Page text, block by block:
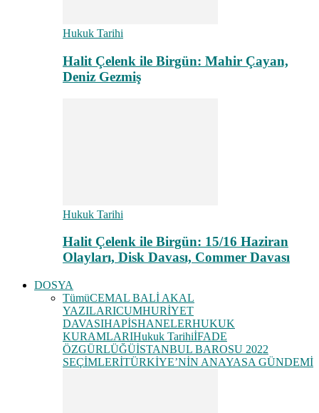
Hukuk Tarihi
Halit Çelenk ile Birgün: Mahir Çayan,
Deniz Gezmiş
Hukuk Tarihi
Halit Çelenk ile Birgün: 15/16 Haziran
Olayları, Disk Davası, Commer Davası
DOSYA
TümüCEMAL BALİ AKAL
YAZILARICUMHURİYET
DAVASIHAPİSHANELERHUKUK
KURAMLARIHukuk TarihiİFADE
ÖZGÜRLÜĞÜİSTANBUL BAROSU 2022
SEÇİMLERİTÜRKİYE’NİN ANAYASA GÜNDEMİ